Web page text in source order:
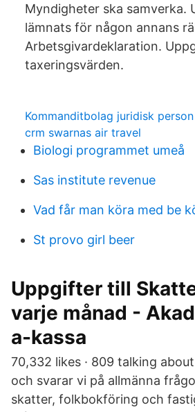
Myndigheter ska samverka.
lämnats för någon annans
Arbetsgivardeklaration.
taxeringsvärden.
Kommanditbolag juridisk person
crm swarnas air travel
Biologi programmet umeå
Sas institute revenue
Vad får man köra med be
St provo girl beer
Uppgifter till
varje månad -
a-kassa
70,332 likes · 809 talking
och svarar vi på allmänna
skatter, folkbokföring och